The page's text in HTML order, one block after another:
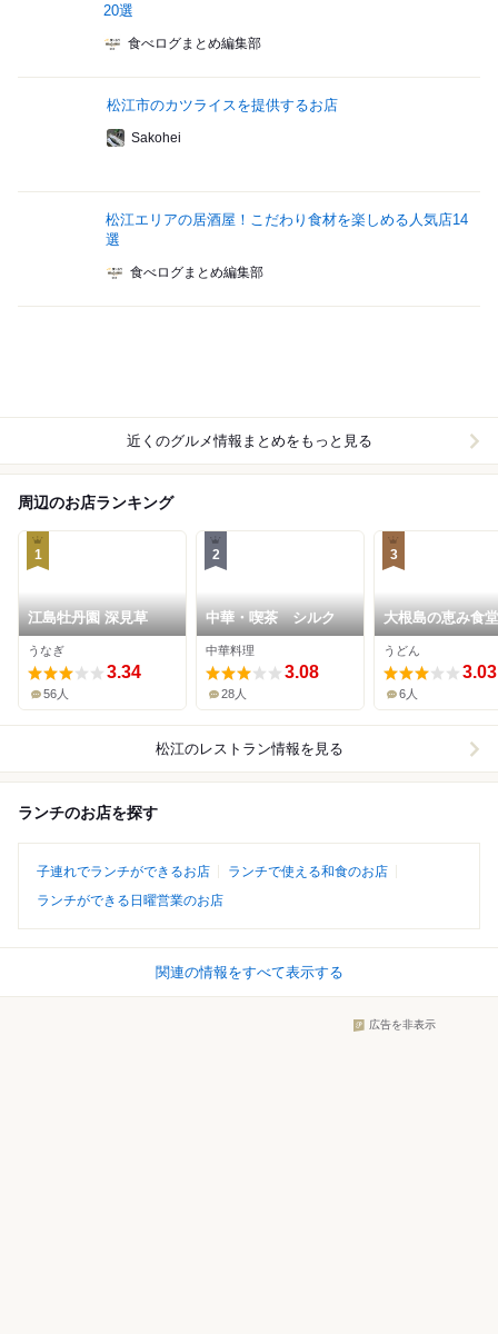
20選
食べログまとめ編集部
松江市のカツライスを提供するお店
Sakohei
松江エリアの居酒屋！こだわり食材を楽しめる人気店14
選
食べログまとめ編集部
近くのグルメ情報まとめをもっと見る
周辺のお店ランキング
1
江島牡丹園 深見草
うなぎ
3.34
56人
2
中華・喫茶 シルク
中華料理
3.08
28人
3
大根島の恵み食
んだんね～
うどん
3.03
6人
松江のレストラン情報を見る
ランチのお店を探す
子連れでランチができるお店
ランチで使える和食のお店
ランチができる日曜営業のお店
関連の情報をすべて表示する
広告を非表示